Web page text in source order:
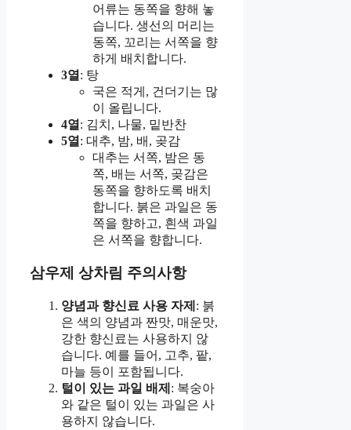
어류는 동쪽을 향해 놓
습니다. 생선의 머리는
동쪽, 꼬리는 서쪽을 향
하게 배치합니다.
3열 : 탕
국은 적게, 건더기는 많
이 올립니다.
4열 : 김치, 나물, 밑반찬
5열 : 대추, 밤, 배, 곶감
대추는 서쪽, 밤은 동
쪽, 배는 서쪽, 곶감은
동쪽을 향하도록 배치
합니다. 붉은 과일은 동
쪽을 향하고, 흰색 과일
은 서쪽을 향합니다.
삼우제 상차림 주의사항
양념과 향신료 사용 자제 : 붉
은 색의 양념과 짠맛, 매운맛,
강한 향신료는 사용하지 않
습니다. 예를 들어, 고추, 팥,
마늘 등이 포함됩니다.
털이 있는 과일 배제 : 복숭아
와 같은 털이 있는 과일은 사
용하지 않습니다.